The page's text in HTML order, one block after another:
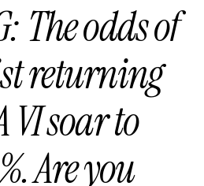
The odds of
returning
VI soar to
Are you